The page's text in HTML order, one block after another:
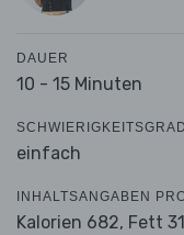
DAUER
10 - 15 Minuten
SCHWIERIGKEITSGRAD
einfach
INHALTSANGABEN
Kalorien 682, Fett